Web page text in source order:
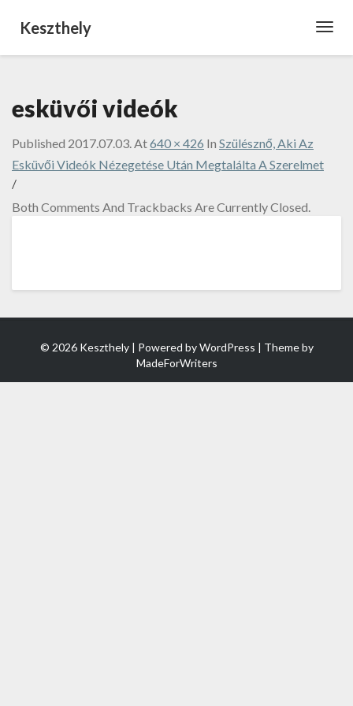
Keszthely
esküvői videók
Published 2017.07.03.At640 × 426 In Szülésznő, Aki Az
Esküvői Videók Nézegetése Után Megtalálta A Szerelmet
/
Both Comments And Trackbacks Are Currently Closed.
© 2026 Keszthely | Powered byWordPress | Theme by
MadeForWriters